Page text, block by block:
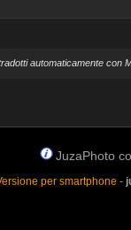
automaticamente con
JuzaPhoto
per smartphone -